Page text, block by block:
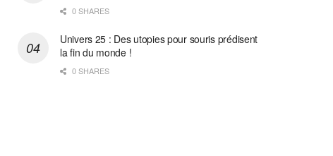
0 SHARES
Univers 25 : Des utopies pour souris prédisent
la fin du monde !
0 SHARES